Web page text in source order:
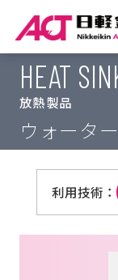
ホームへ
会社紹介
商品紹介
技術紹介
サステナ
HEAT
放熱製品
ウォータ